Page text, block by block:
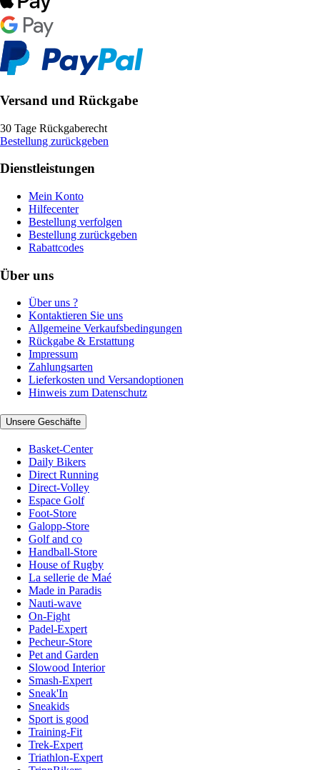
Versand und Rückgabe
30 Tage Rückgaberecht
Bestellung zurückgeben
Dienstleistungen
Mein Konto
Hilfecenter
Bestellung verfolgen
Bestellung zurückgeben
Rabattcodes
Über uns
Über uns ?
Kontaktieren Sie uns
Allgemeine Verkaufsbedingungen
Rückgabe & Erstattung
Impressum
Zahlungsarten
Lieferkosten und Versandoptionen
Hinweis zum Datenschutz
Unsere Geschäfte
Basket-Center
Daily Bikers
Direct Running
Direct-Volley
Espace Golf
Foot-Store
Galopp-Store
Golf and co
Handball-Store
House of Rugby
La sellerie de Maé
Made in Paradis
Nauti-wave
On-Fight
Padel-Expert
Pecheur-Store
Pet and Garden
Slowood Interior
Smash-Expert
Sneak'In
Sneakids
Sport is good
Training-Fit
Trek-Expert
Triathlon-Expert